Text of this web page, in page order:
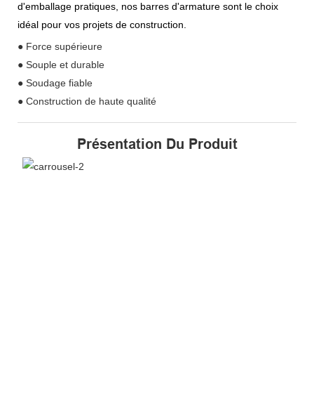
d'emballage pratiques, nos barres d'armature sont le choix
idéal pour vos projets de construction.
● Force supérieure
● Souple et durable
● Soudage fiable
● Construction de haute qualité
Présentation Du Produit